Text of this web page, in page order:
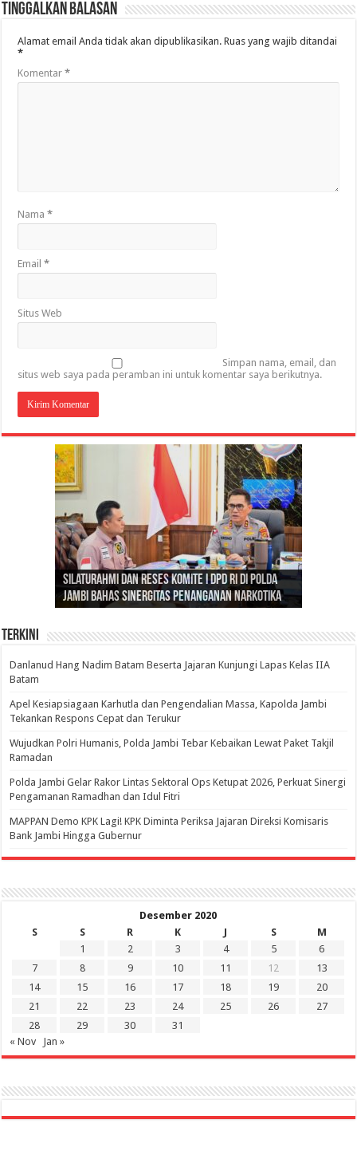
Tinggalkan Balasan
Alamat email Anda tidak akan dipublikasikan. Ruas yang wajib ditandai
*
Komentar*
Nama*
Email*
Situs Web
Simpan nama, email, dan
situs web saya pada peramban ini untuk komentar saya berikutnya.
Danlanud Hang Nadim Batam Beserta Jajaran
Kunjungi Lapas Kelas IIA Batam
Silaturahmi dan Reses Komite I DPD RI di Polda
Jambi Bahas Sinergitas Penanganan Narkotika
Gubernur Al Haris: Lomba Cerdas Cermat Sarana
Edukasi Pembentukan Karakter Generasi
Penerus
Gubernur Al Haris Dorong Koperasi Merah Putih
Cepat Beroperasi Agar Bisa Layani Masyarakat
Penuhi Kebutuhannya
Sosok Fenomenal yang Menggetarkan
Nusantara: Ratu Wangsa, Wanita Berkelas
dengan Pengaruh Internasional
Terkini
Danlanud Hang Nadim Batam Beserta Jajaran Kunjungi Lapas Kelas IIA
Batam
Apel Kesiapsiagaan Karhutla dan Pengendalian Massa, Kapolda Jambi
Tekankan Respons Cepat dan Terukur
Wujudkan Polri Humanis, Polda Jambi Tebar Kebaikan Lewat Paket Takjil
Ramadan
Polda Jambi Gelar Rakor Lintas Sektoral Ops Ketupat 2026, Perkuat Sinergi
Pengamanan Ramadhan dan Idul Fitri
‎MAPPAN Demo KPK Lagi! KPK Diminta Periksa Jajaran Direksi Komisaris
Bank Jambi Hingga Gubernur ‎
Desember 2020
S
S R K J S
M
1
2 3 4 5
6
7
8 9 10 11 12
13
14
15 16 17 18 19
20
21
22 23 24 25 26
27
28
29 30
31
« Nov
Jan »